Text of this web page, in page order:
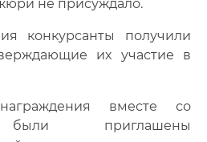
не присуждало.
конкурсанты получили
их участие в
вместе со
были приглашены